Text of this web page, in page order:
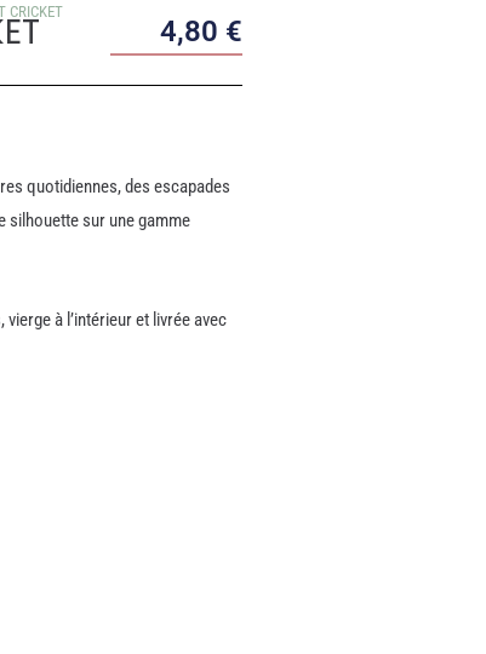
CRICKET
4,80 €
quotidiennes, des escapades
sur une gamme
à l’intérieur et livrée avec